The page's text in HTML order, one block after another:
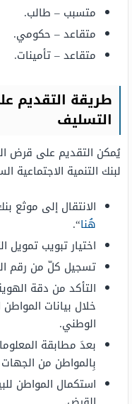
متسبب – طالب.
متقاعد – حكومي.
متقاعد – تأمينات.
طريقة التقديم
التسليف
يُمكن التقديم على قرض
لبنك التنمية الاجتماعية
الانتقال إلى موثع
هُنا“.
اختيار تبويب تمويل
تسجيل كلّ من رقم
التأكد من دقة
خلال بيانات
الوطني.
بعدَ مطابقة
بِالمواطن من
استكمال المواطن